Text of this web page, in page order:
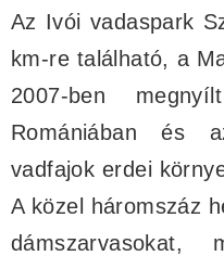
Az Ivói vadaspark
km-re található, a
2007-ben
Romániában és
vadfajok erdei
A közel háromszáz
dámszarvasokat,